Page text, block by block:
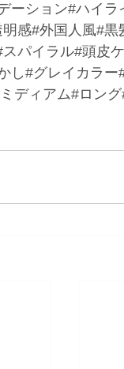
ーション#ハイラ
感#外国人風#黒
パイラル#頭皮
し#グレイカラー
ディアム#ロン